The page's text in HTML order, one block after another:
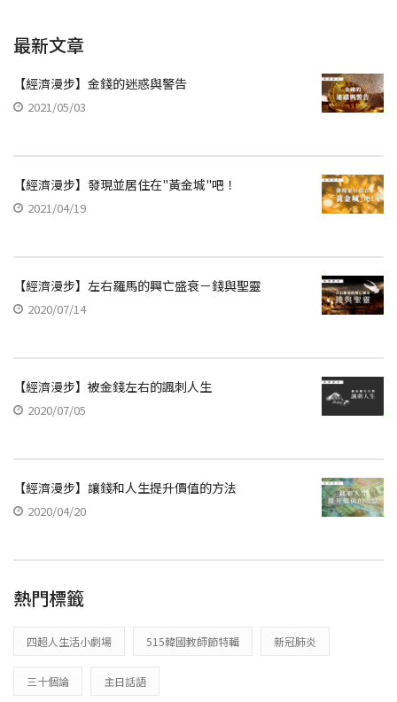
最新文章
【經濟漫步】金錢的迷惑與警告
2021/05/03
【經濟漫步】發現並居住在"黃金城"吧！
2021/04/19
【經濟漫步】左右羅馬的興亡盛衰－錢與聖靈
2020/07/14
【經濟漫步】被金錢左右的諷刺人生
2020/07/05
【經濟漫步】讓錢和人生提升價值的方法
2020/04/20
熱門標籤
四超人生活小劇場 515韓國教師節特輯 新冠肺炎
三十個論 主日話語